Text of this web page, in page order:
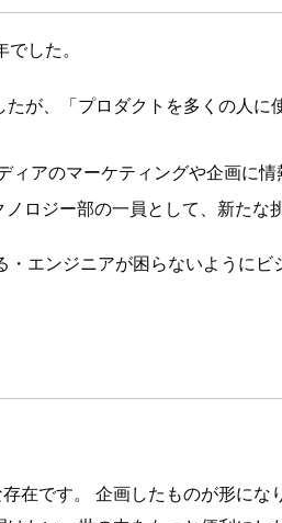
した。
が、「プロダクトを多くの人
アのマーケティングや企画に
ロジー部の一員として、新たな
エンジニアが困らないように
在です。 企画したものが形に